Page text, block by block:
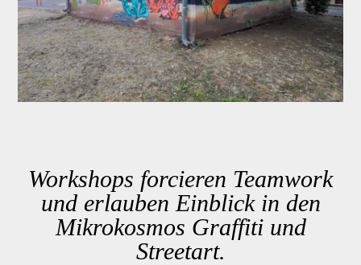
Workshops forcieren Teamwork
und erlauben Einblick in den
Mikrokosmos Graffiti und
Streetart.